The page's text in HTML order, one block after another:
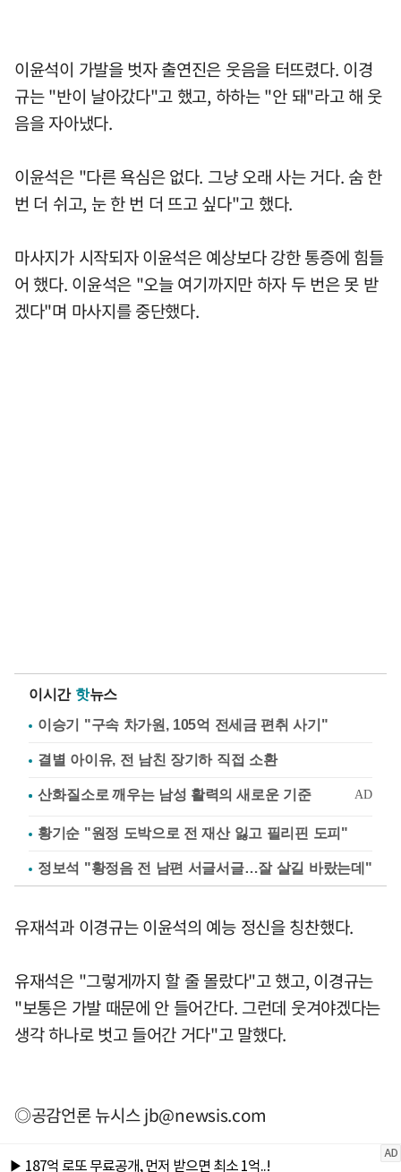
이윤석이 가발을 벗자 출연진은 웃음을 터뜨렸다. 이경
규는 "반이 날아갔다"고 했고, 하하는 "안 돼"라고 해 웃
음을 자아냈다.
이윤석은 "다른 욕심은 없다. 그냥 오래 사는 거다. 숨 한
번 더 쉬고, 눈 한 번 더 뜨고 싶다"고 했다.
마사지가 시작되자 이윤석은 예상보다 강한 통증에 힘들
어 했다. 이윤석은 "오늘 여기까지만 하자 두 번은 못 받
겠다"며 마사지를 중단했다.
이시간 핫뉴스
이승기 "구속 차가원, 105억 전세금 편취 사기"
결별 아이유, 전 남친 장기하 직접 소환
황기순 "원정 도박으로 전 재산 잃고 필리핀 도피"
정보석 "황정음 전 남편 서글서글…잘 살길 바랐는데"
유재석과 이경규는 이윤석의 예능 정신을 칭찬했다.
유재석은 "그렇게까지 할 줄 몰랐다"고 했고, 이경규는
"보통은 가발 때문에 안 들어간다. 그런데 웃겨야겠다는
생각 하나로 벗고 들어간 거다"고 말했다.
◎공감언론 뉴시스jb@newsis.com